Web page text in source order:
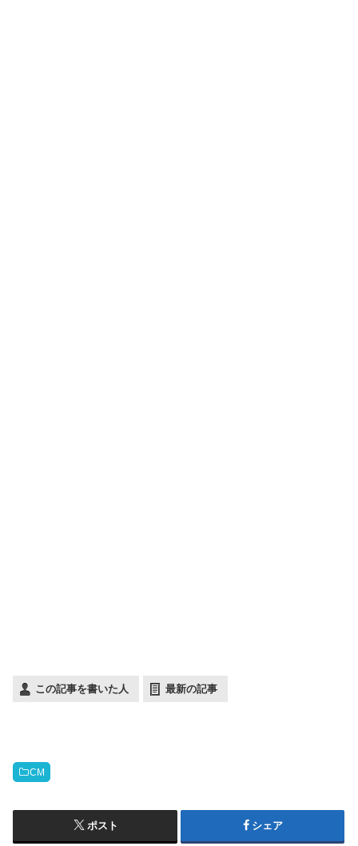
この記事を書いた人 最新の記事
CM
ポスト シェア